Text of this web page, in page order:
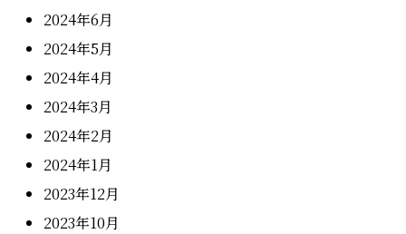
2024年6月
2024年5月
2024年4月
2024年3月
2024年2月
2024年1月
2023年12月
2023年10月